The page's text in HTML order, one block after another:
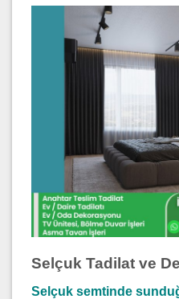
Selçuk Tadilat ve
Selçuk semtinde